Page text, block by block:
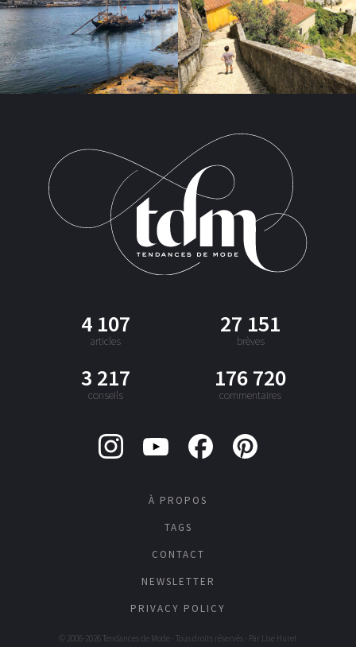
4 107
articles
27 151
brèves
3 217
conseils
176 720
commentaires
À PROPOS
TAGS
CONTACT
NEWSLETTER
PRIVACY POLICY
© 2006-2026 Tendances de Mode - Tous droits réservés - Par Lise Huret